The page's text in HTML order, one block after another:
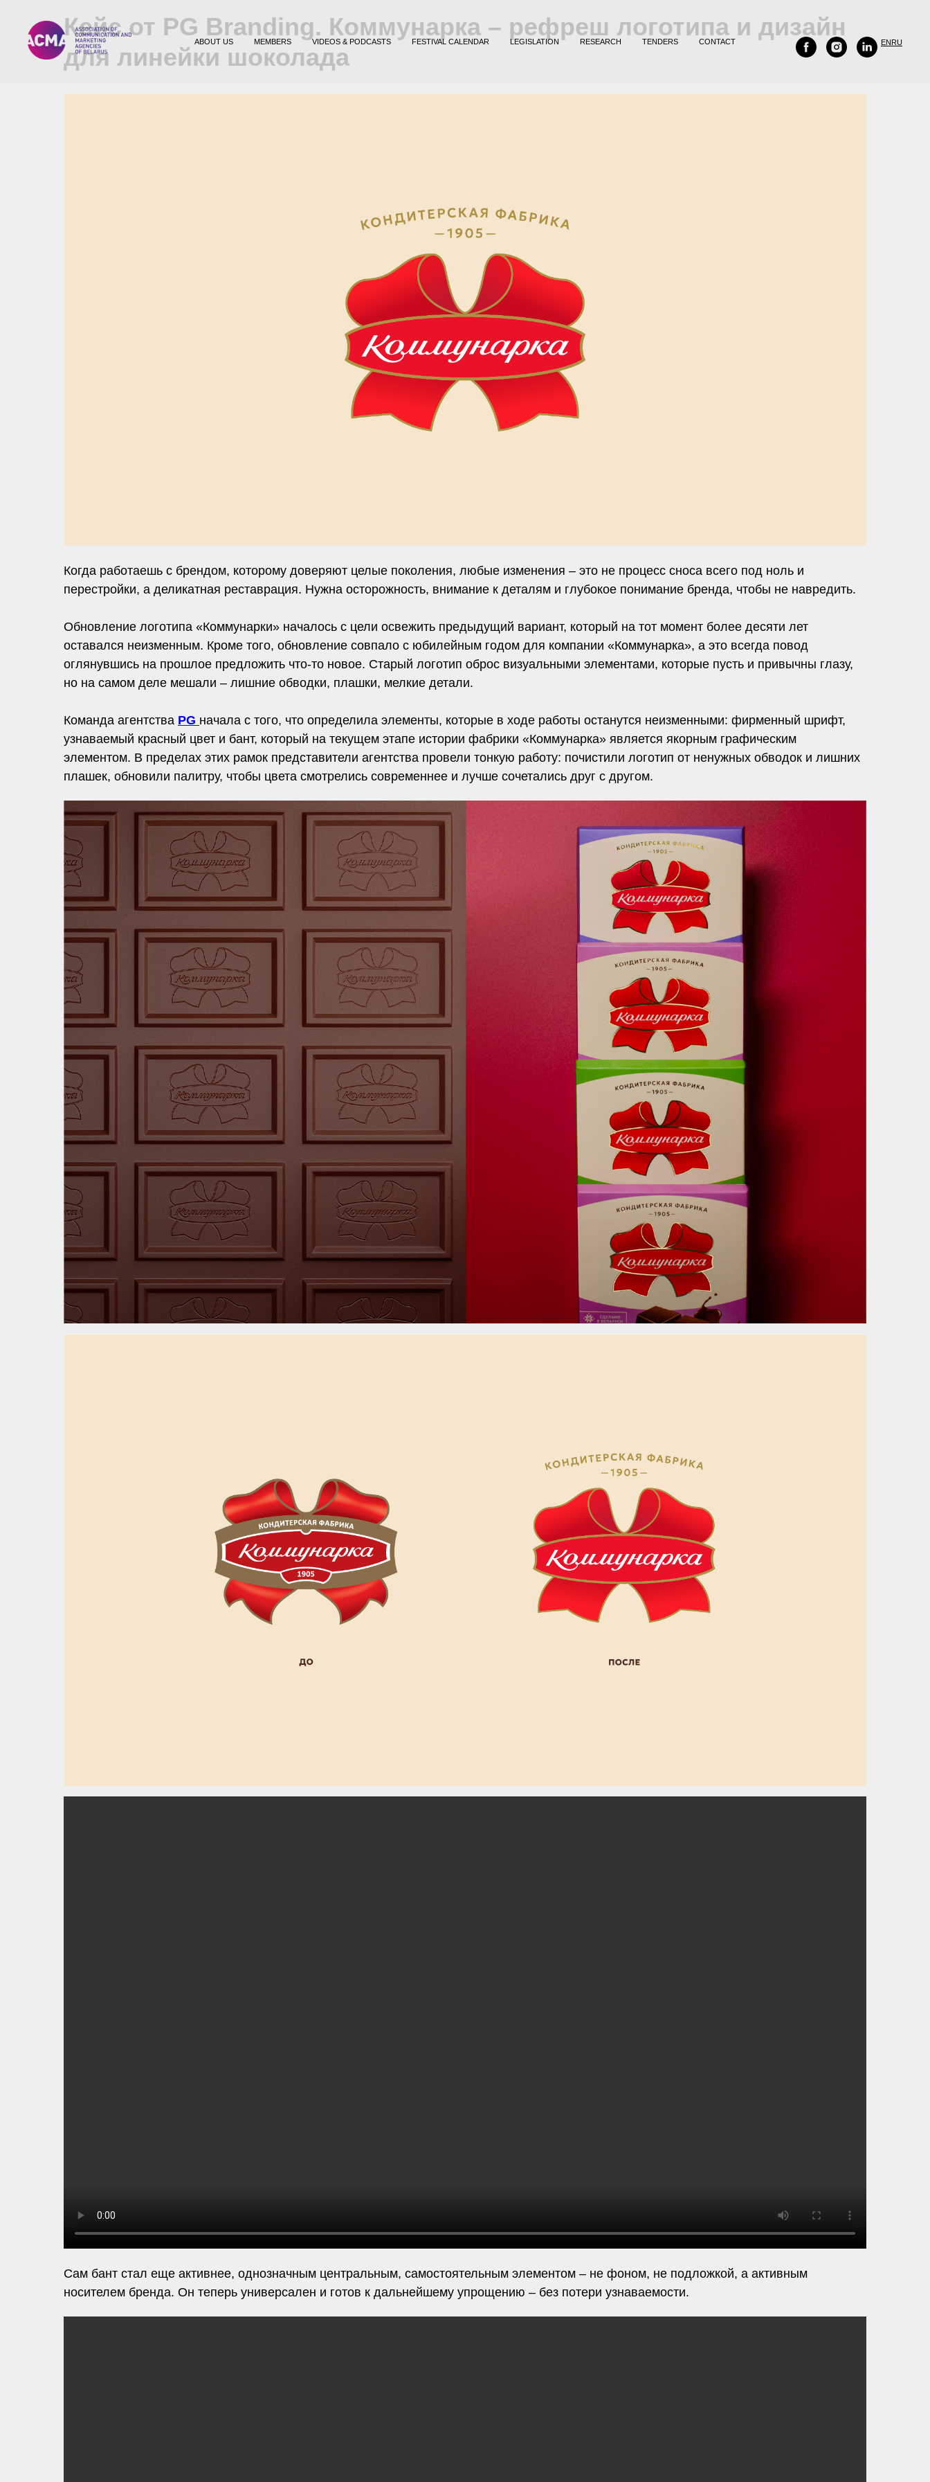
ABOUT US MEMBERS VIDEOS & PODCASTS FESTIVAL CALENDAR LEGISLATION RESEARCH TENDERS CONTACT ENRU
Кейс от PG Branding. Коммунарка – рефреш логотипа и дизайн
для линейки шоколада
Когда работаешь с брендом, которому доверяют целые поколения, любые изменения – это не процесс сноса всего под ноль и
перестройки, а деликатная реставрация. Нужна осторожность, внимание к деталям и глубокое понимание бренда, чтобы не навредить.
Обновление логотипа «Коммунарки» началось с цели освежить предыдущий вариант, который на тот момент более десяти лет
оставался неизменным. Кроме того, обновление совпало с юбилейным годом для компании «Коммунарка», а это всегда повод
оглянувшись на прошлое предложить что-то новое. Старый логотип оброс визуальными элементами, которые пусть и привычны глазу,
но на самом деле мешали – лишние обводки, плашки, мелкие детали.
Команда агентства PG начала с того, что определила элементы, которые в ходе работы останутся неизменными: фирменный шрифт,
узнаваемый красный цвет и бант, который на текущем этапе истории фабрики «Коммунарка» является якорным графическим
элементом. В пределах этих рамок представители агентства провели тонкую работу: почистили логотип от ненужных обводок и лишних
плашек, обновили палитру, чтобы цвета смотрелись современнее и лучше сочетались друг с другом.
Сам бант стал еще активнее, однозначным центральным, самостоятельным элементом – не фоном, не подложкой, а активным
носителем бренда. Он теперь универсален и готов к дальнейшему упрощению – без потери узнаваемости.